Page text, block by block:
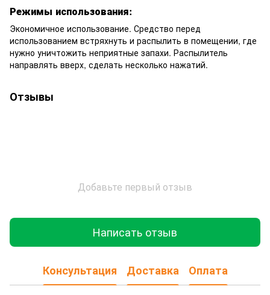
Режимы использования:
Экономичное использование. Средство перед
использованием встряхнуть и распылить в помещении, где
нужно уничтожить неприятные запахи. Распылитель
направлять вверх, сделать несколько нажатий.
Отзывы
Добавьте первый отзыв
Написать отзыв
Консультация Доставка Оплата